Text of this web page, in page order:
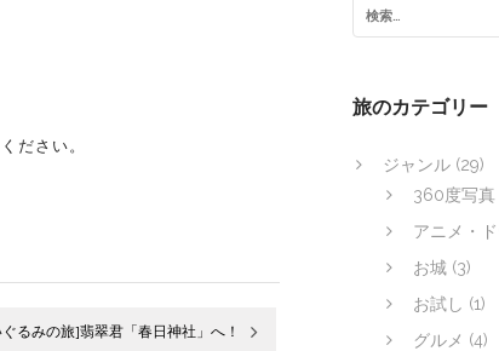
ださい。
るみの旅]翡翠君「春日神社」へ！
旅のカテゴリー
ジャンル (29)
360度写真
アニメ・
お城 (3)
お試し (1)
グルメ (4)